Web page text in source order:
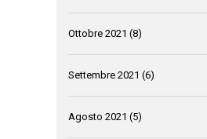
Ottobre 2021 (8)
Settembre 2021 (6)
Agosto 2021 (5)